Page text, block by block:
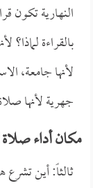
النهارية تكون
بالقراءة لماذا؟
لأنها جامعة،
جهرية لأنها
مكان أداء
ثالثاً: أين